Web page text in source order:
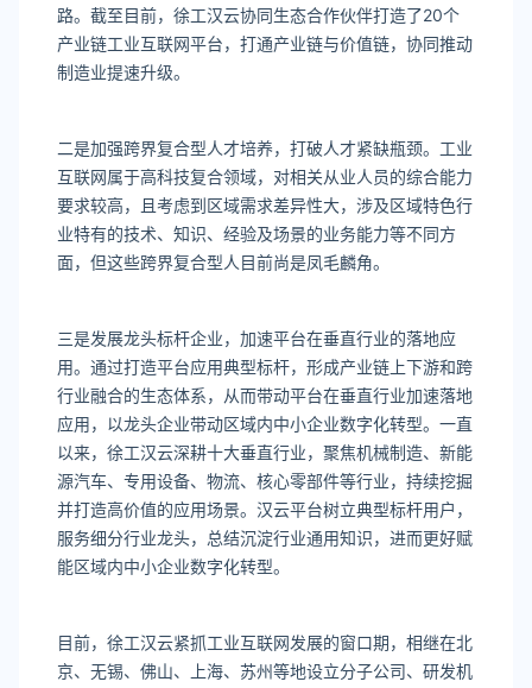
路。截至目前，徐工汉云协同生态合作伙伴打造了20个
产业链工业互联网平台，打通产业链与价值链，协同推动
制造业提速升级。
二是加强跨界复合型人才培养，打破人才紧缺瓶颈。工业
互联网属于高科技复合领域，对相关从业人员的综合能力
要求较高，且考虑到区域需求差异性大，涉及区域特色行
业特有的技术、知识、经验及场景的业务能力等不同方
面，但这些跨界复合型人目前尚是凤毛麟角。
三是发展龙头标杆企业，加速平台在垂直行业的落地应
用。通过打造平台应用典型标杆，形成产业链上下游和跨
行业融合的生态体系，从而带动平台在垂直行业加速落地
应用，以龙头企业带动区域内中小企业数字化转型。一直
以来，徐工汉云深耕十大垂直行业，聚焦机械制造、新能
源汽车、专用设备、物流、核心零部件等行业，持续挖掘
并打造高价值的应用场景。汉云平台树立典型标杆用户，
服务细分行业龙头，总结沉淀行业通用知识，进而更好赋
能区域内中小企业数字化转型。
目前，徐工汉云紧抓工业互联网发展的窗口期，相继在北
京、无锡、佛山、上海、苏州等地设立分子公司、研发机